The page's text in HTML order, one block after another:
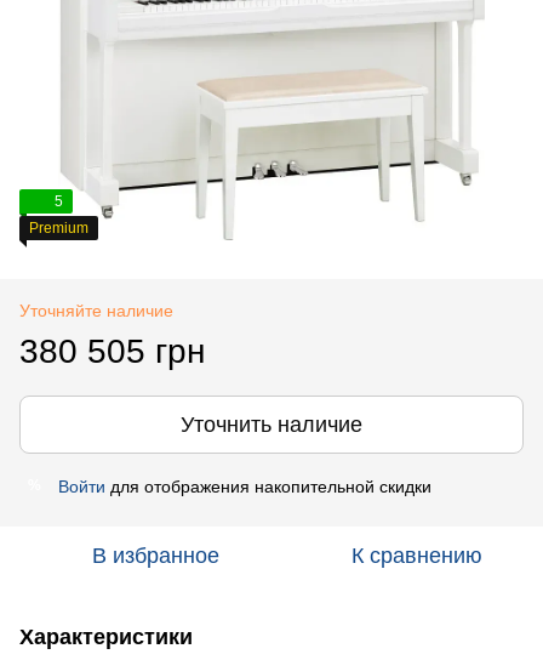
5
Premium
Уточняйте наличие
380 505 грн
Уточнить наличие
Войти для отображения накопительной скидки
В избранное К сравнению
Характеристики